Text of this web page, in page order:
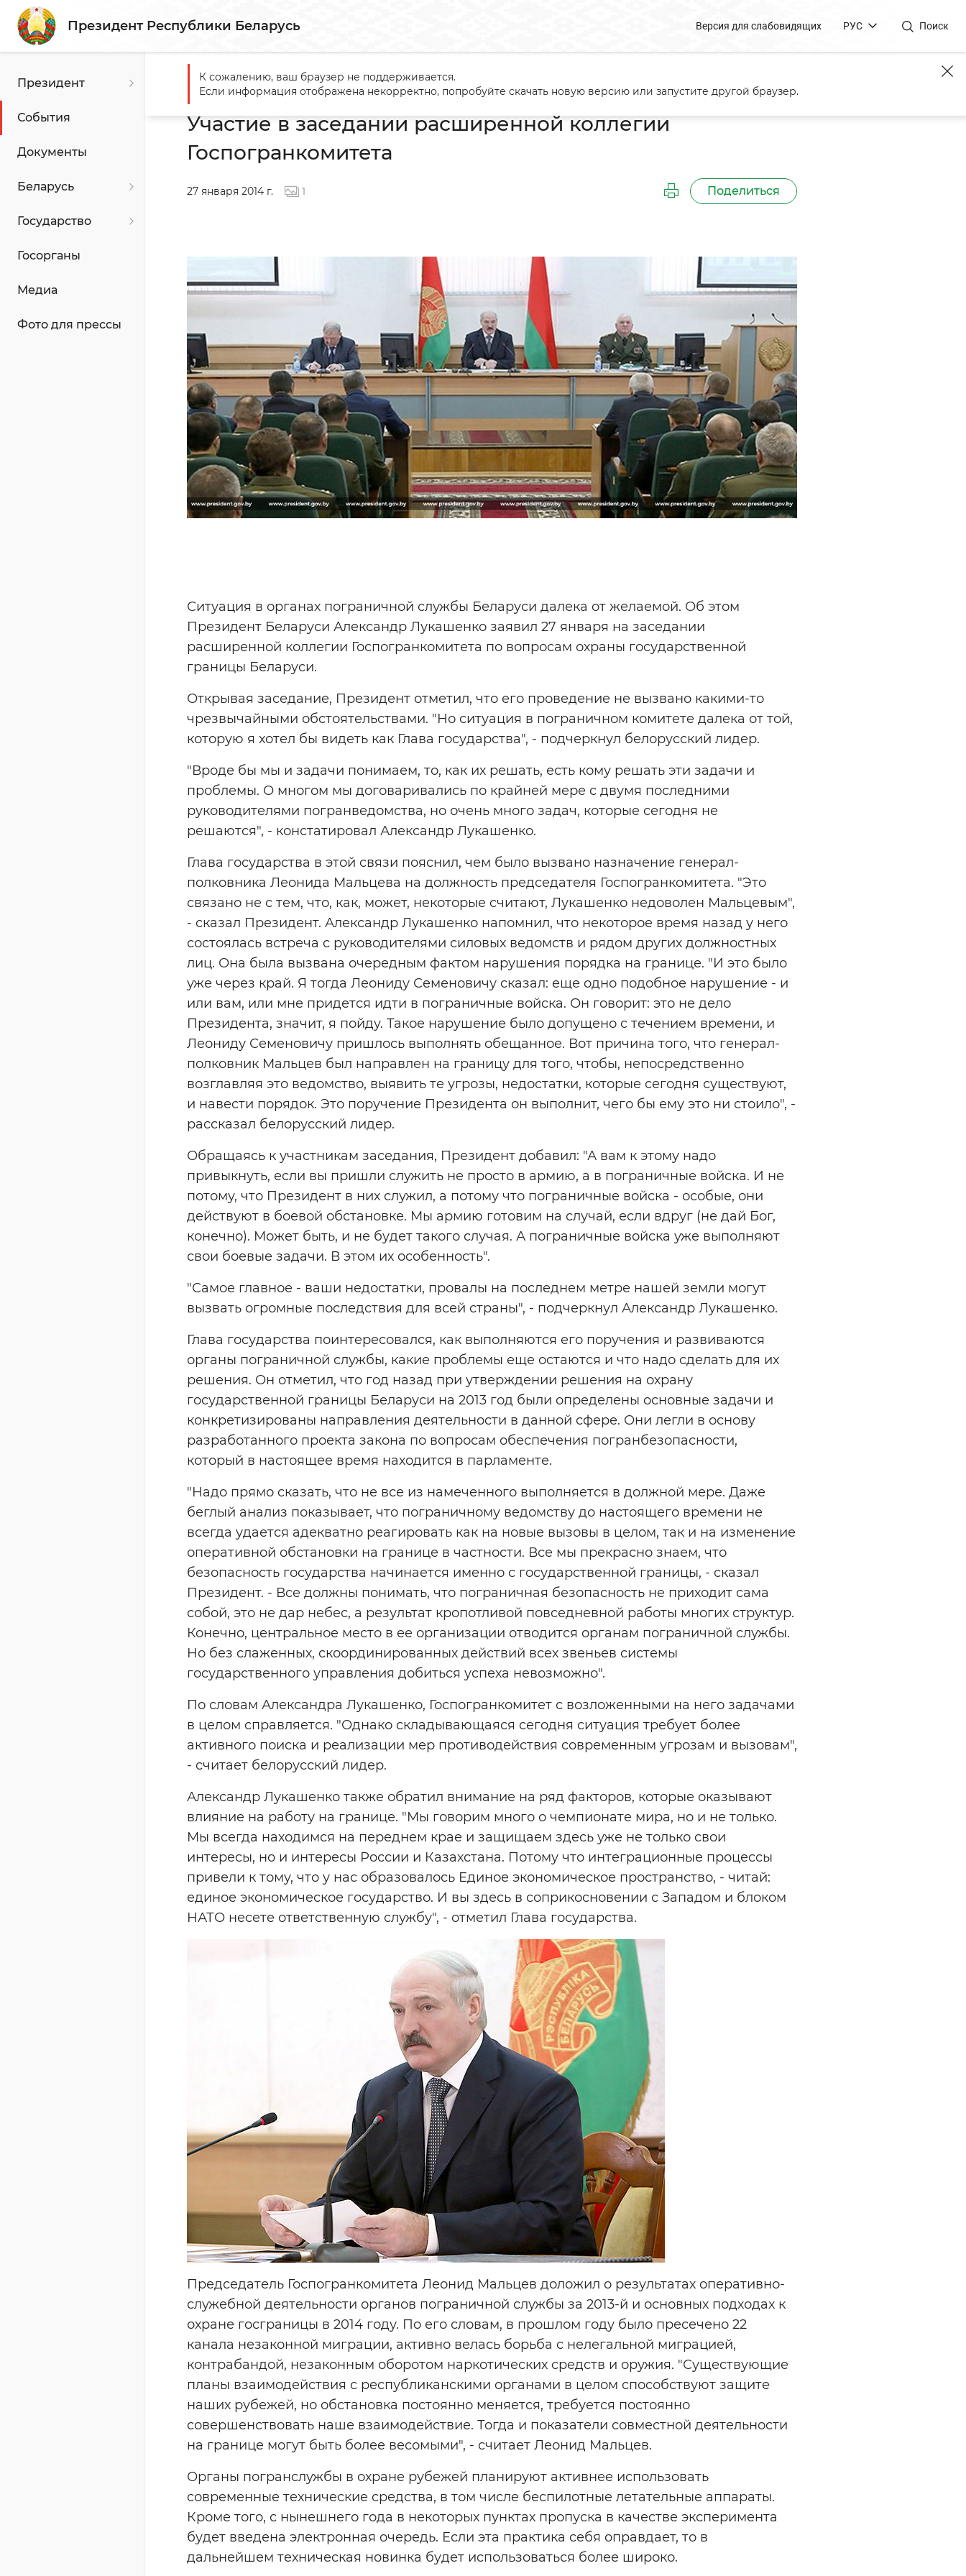
Президент Республики Беларусь Версия для слабовидящих РУС Поиск
Президент
События
Документы
Беларусь
Государство
Госорганы
Медиа
Фото для прессы
Главная События Участие в заседании расширенной коллегии Госпогранкомитета
Участие в заседании расширенной коллегии
Госпогранкомитета
27 января 2014 г. 1 Поделиться
Ситуация в органах пограничной службы Беларуси далека от желаемой. Об этом
Президент Беларуси Александр Лукашенко заявил 27 января на заседании
расширенной коллегии Госпогранкомитета по вопросам охраны государственной
границы Беларуси.
Открывая заседание, Президент отметил, что его проведение не вызвано какими-то
чрезвычайными обстоятельствами. "Но ситуация в пограничном комитете далека от той,
которую я хотел бы видеть как Глава государства", - подчеркнул белорусский лидер.
"Вроде бы мы и задачи понимаем, то, как их решать, есть кому решать эти задачи и
проблемы. О многом мы договаривались по крайней мере с двумя последними
руководителями погранведомства, но очень много задач, которые сегодня не
решаются", - констатировал Александр Лукашенко.
Глава государства в этой связи пояснил, чем было вызвано назначение генерал-
полковника Леонида Мальцева на должность председателя Госпогранкомитета. "Это
связано не с тем, что, как, может, некоторые считают, Лукашенко недоволен Мальцевым",
- сказал Президент. Александр Лукашенко напомнил, что некоторое время назад у него
состоялась встреча с руководителями силовых ведомств и рядом других должностных
лиц. Она была вызвана очередным фактом нарушения порядка на границе. "И это было
уже через край. Я тогда Леониду Семеновичу сказал: еще одно подобное нарушение - и
или вам, или мне придется идти в пограничные войска. Он говорит: это не дело
Президента, значит, я пойду. Такое нарушение было допущено с течением времени, и
Леониду Семеновичу пришлось выполнять обещанное. Вот причина того, что генерал-
полковник Мальцев был направлен на границу для того, чтобы, непосредственно
возглавляя это ведомство, выявить те угрозы, недостатки, которые сегодня существуют,
и навести порядок. Это поручение Президента он выполнит, чего бы ему это ни стоило", -
рассказал белорусский лидер.
Обращаясь к участникам заседания, Президент добавил: "А вам к этому надо
привыкнуть, если вы пришли служить не просто в армию, а в пограничные войска. И не
потому, что Президент в них служил, а потому что пограничные войска - особые, они
действуют в боевой обстановке. Мы армию готовим на случай, если вдруг (не дай Бог,
конечно). Может быть, и не будет такого случая. А пограничные войска уже выполняют
свои боевые задачи. В этом их особенность".
"Самое главное - ваши недостатки, провалы на последнем метре нашей земли могут
вызвать огромные последствия для всей страны", - подчеркнул Александр Лукашенко.
Глава государства поинтересовался, как выполняются его поручения и развиваются
органы пограничной службы, какие проблемы еще остаются и что надо сделать для их
решения. Он отметил, что год назад при утверждении решения на охрану
государственной границы Беларуси на 2013 год были определены основные задачи и
конкретизированы направления деятельности в данной сфере. Они легли в основу
разработанного проекта закона по вопросам обеспечения погранбезопасности,
который в настоящее время находится в парламенте.
"Надо прямо сказать, что не все из намеченного выполняется в должной мере. Даже
беглый анализ показывает, что пограничному ведомству до настоящего времени не
всегда удается адекватно реагировать как на новые вызовы в целом, так и на изменение
оперативной обстановки на границе в частности. Все мы прекрасно знаем, что
безопасность государства начинается именно с государственной границы, - сказал
Президент. - Все должны понимать, что пограничная безопасность не приходит сама
собой, это не дар небес, а результат кропотливой повседневной работы многих структур.
Конечно, центральное место в ее организации отводится органам пограничной службы.
Но без слаженных, скоординированных действий всех звеньев системы
государственного управления добиться успеха невозможно".
По словам Александра Лукашенко, Госпогранкомитет с возложенными на него задачами
в целом справляется. "Однако складывающаяся сегодня ситуация требует более
активного поиска и реализации мер противодействия современным угрозам и вызовам",
- считает белорусский лидер.
Александр Лукашенко также обратил внимание на ряд факторов, которые оказывают
влияние на работу на границе. "Мы говорим много о чемпионате мира, но и не только.
Мы всегда находимся на переднем крае и защищаем здесь уже не только свои
интересы, но и интересы России и Казахстана. Потому что интеграционные процессы
привели к тому, что у нас образовалось Единое экономическое пространство, - читай:
единое экономическое государство. И вы здесь в соприкосновении с Западом и блоком
НАТО несете ответственную службу", - отметил Глава государства.
Председатель Госпогранкомитета Леонид Мальцев доложил о результатах оперативно-
служебной деятельности органов пограничной службы за 2013-й и основных подходах к
охране госграницы в 2014 году. По его словам, в прошлом году было пресечено 22
канала незаконной миграции, активно велась борьба с нелегальной миграцией,
контрабандой, незаконным оборотом наркотических средств и оружия. "Существующие
планы взаимодействия с республиканскими органами в целом способствуют защите
наших рубежей, но обстановка постоянно меняется, требуется постоянно
совершенствовать наше взаимодействие. Тогда и показатели совместной деятельности
на границе могут быть более весомыми", - считает Леонид Мальцев.
Органы погранслужбы в охране рубежей планируют активнее использовать
современные технические средства, в том числе беспилотные летательные аппараты.
Кроме того, с нынешнего года в некоторых пунктах пропуска в качестве эксперимента
будет введена электронная очередь. Если эта практика себя оправдает, то в
дальнейшем техническая новинка будет использоваться более широко.
К сожалению, ваш браузер не поддерживается.
Если информация отображена некорректно, попробуйте скачать новую версию или запустите другой браузер.